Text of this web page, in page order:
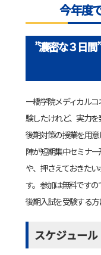
今年度
”濃密な３日
一橋学院メディカル
験したけれど、実力
後期対策の授業を用
陣が短期集中セミナ
や、押さえておきた
す。参加は無料です
後期入試を受験する方
スケジュール